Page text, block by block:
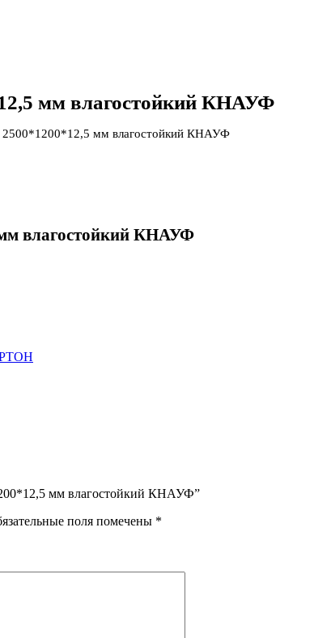
мм влагостойкий КНАУФ
2500*1200*12,5 мм влагостойкий КНАУФ
влагостойкий КНАУФ
мм влагостойкий КНАУФ”
поля помечены *